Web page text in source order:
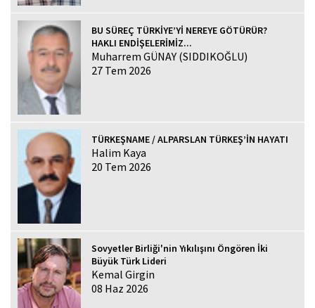
BU SÜREÇ TÜRKİYE’Yİ NEREYE GÖTÜRÜR?
HAKLI ENDİŞELERİMİZ...
Muharrem GÜNAY (SIDDIKOĞLU)
27 Tem 2026
TÜRKEŞNAME / ALPARSLAN TÜRKEŞ’İN HAYATI
Halim Kaya
20 Tem 2026
Sovyetler Birliği'nin Yıkılışını Öngören İki
Büyük Türk Lideri
Kemal Girgin
08 Haz 2026